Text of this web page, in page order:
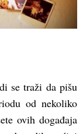
se traži da pišu
od nekoliko
ovih događaja